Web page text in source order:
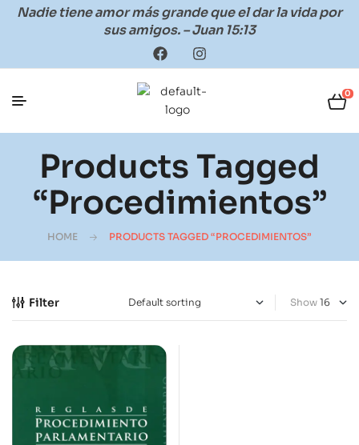
Nadie tiene amor más grande que el dar la vida por
sus amigos. – Juan 15:13
0
Products Tagged
“procedimientos”
HOME PRODUCTS TAGGED “PROCEDIMIENTOS”
Filter Show